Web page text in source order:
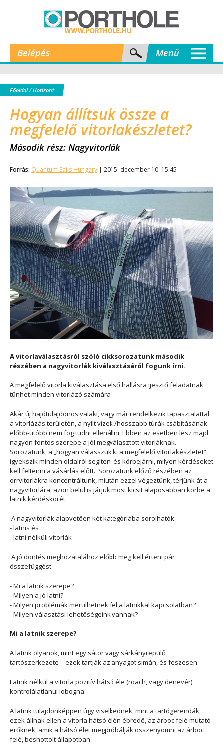
Belépés Menü
Főoldal/Horizont
Hogyan állítsuk össze a
megfelelő vitorlakészletet?
Második rész: Nagyvitorlák
Forrás: Quantum Sails Hungary | 2015. december 10. 15:45
A vitorlaválasztásról szóló cikksorozatunk második
részében a nagyvitorlák kiválasztásáról fogunk írni.
A megfelelő vitorla kiválasztása első hallásra ijesztő feladatnak
tűnhet minden vitorlázó számára.
Akár új hajótulajdonos valaki, vagy már rendelkezik tapasztalattal
a vitorlázás területén, a nyílt vizek /hosszabb túrák csábításának
előbb-utóbb nem fog tudni ellenállni. Ebben az esetben lesz majd
nagyon fontos szerepe a jól megválasztott vitorláknak.
Sorozatunk, a „hogyan válasszuk ki a megfelelő vitorlakészletet”
igyekszik minden oldalról segíteni és körbejárni, milyen kérdéseket
kell feltenni a vásárlás előtt. Sorozatunk előző részében az
orrvitorlákra koncentráltunk, miután ezzel végeztünk, térjünk át a
nagyvitorlára, azon belül is járjuk most kicsit alaposabban körbe a
latnik kérdéskörét.
A nagyvitorlák alapvetően két kategóriába sorolhatók:
- latnis és
- latni nélküli vitorlák
A jó döntés meghozatalához előbb meg kell érteni pár
összefüggést:
- Mi a latnik szerepe?
- Milyen a jó latni?
- Milyen problémák merülhetnek fel a latnikkal kapcsolatban?
- Milyen választási lehetőségeink vannak?
Mi a latnik szerepe?
A latnik olyanok, mint egy sátor vagy sárkányrepülő
tartószerkezete – ezek tartják az anyagot simán, és feszesen.
Latnik nélkül a vitorla pozitív hátsó éle (roach, vagy denevér)
kontrolálatlanul lobogna.
A latnik tulajdonképpen úgy viselkednek, mint a tartógerendák,
ezek állnak ellen a vitorla hátsó élén ébredő, az árboc felé mutató
erőknek, amik a hátsó élet megpróbálják összenyomni az árboc
felé, beshottolt állapotban.